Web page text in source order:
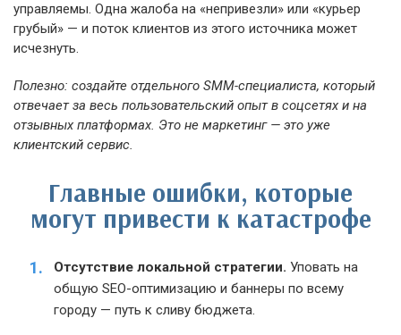
управляемы. Одна жалоба на «непривезли» или «курьер
грубый» — и поток клиентов из этого источника может
исчезнуть.
Полезно: создайте отдельного SMM-специалиста, который
отвечает за весь пользовательский опыт в соцсетях и на
отзывных платформах. Это не маркетинг — это уже
клиентский сервис.
Главные ошибки, которые
могут привести к катастрофе
Отсутствие локальной стратегии. Уповать на
общую SEO-оптимизацию и баннеры по всему
городу — путь к сливу бюджета.